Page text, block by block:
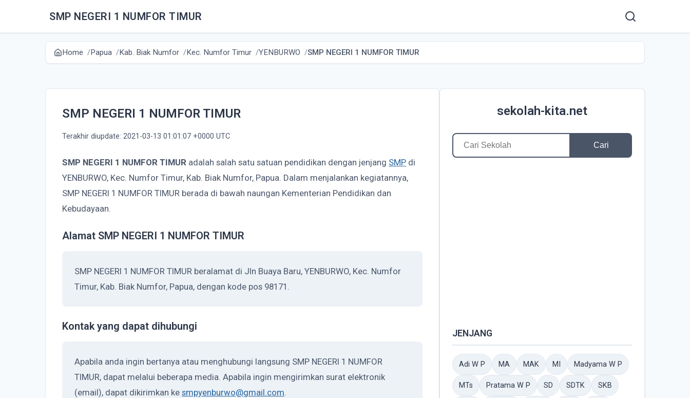
SMP NEGERI 1 NUMFOR TIMUR
Home Papua Kab. Biak Numfor Kec. Numfor Timur YENBURWO SMP NEGERI 1 NUMFOR TIMUR
SMP NEGERI 1 NUMFOR TIMUR
Terakhir diupdate: 2021-03-13 01:01:07 +0000 UTC
SMP NEGERI 1 NUMFOR TIMUR adalah salah satu satuan pendidikan dengan jenjang SMP di
YENBURWO, Kec. Numfor Timur, Kab. Biak Numfor, Papua. Dalam menjalankan kegiatannya,
SMP NEGERI 1 NUMFOR TIMUR berada di bawah naungan Kementerian Pendidikan dan
Kebudayaan.
Alamat SMP NEGERI 1 NUMFOR TIMUR
SMP NEGERI 1 NUMFOR TIMUR beralamat di Jln Buaya Baru, YENBURWO, Kec. Numfor
Timur, Kab. Biak Numfor, Papua, dengan kode pos 98171.
Kontak yang dapat dihubungi
Apabila anda ingin bertanya atau menghubungi langsung SMP NEGERI 1 NUMFOR
TIMUR, dapat melalui beberapa media. Apabila ingin mengirimkan surat elektronik
(email), dapat dikirimkan ke smpyenburwo@gmail.com.
sekolah-kita.net
Cari
JENJANG
Adi W P MA MAK MI Madyama W P
MTs Pratama W P SD SDTK SKB